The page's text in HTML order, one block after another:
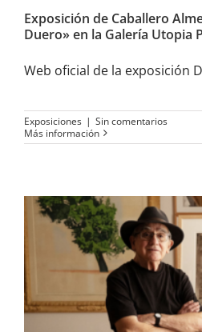
Exposición de Caballero
Duero» en la Galería Utopia
Web oficial de la exposición
Exposiciones | Sin comentarios
Más información
Exposición en el
María
silencio y el